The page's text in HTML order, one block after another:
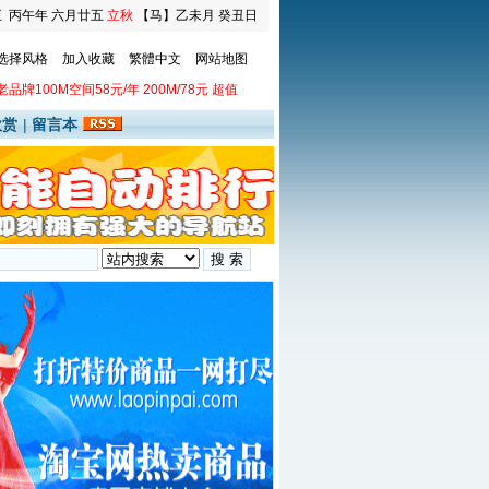
丙午年 六月廿五 立秋 【马】乙未月 癸丑日
择风格 加入收藏 繁體中文
网站地图
品牌100M空间58元/年 200M/78元 超值
|留言本